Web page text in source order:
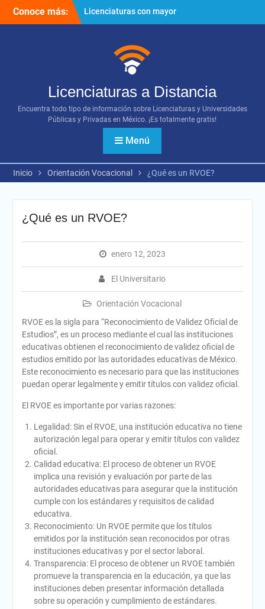
Conoce más:
Licenciaturas con mayor
proyección
¿Cómo utilizar los diversos
recursos digitales?
Licenciaturas a Distancia
Encuentra todo tipo de información sobre Licenciaturas y Universidades
Públicas y Privadas en México. ¡Es totalmente gratis!
Menú
Inicio Orientación Vocacional ¿Qué es un RVOE?
¿Qué es un RVOE?
enero 12, 2023
El Universitario
Orientación Vocacional
RVOE es la sigla para “Reconocimiento de Validez Oficial de
Estudios”, es un proceso mediante el cual las instituciones
educativas obtienen el reconocimiento de validez oficial de
estudios emitido por las autoridades educativas de México.
Este reconocimiento es necesario para que las instituciones
puedan operar legalmente y emitir títulos con validez oficial.
El RVOE es importante por varias razones:
Legalidad: Sin el RVOE, una institución educativa no tiene
autorización legal para operar y emitir títulos con validez
oficial.
Calidad educativa: El proceso de obtener un RVOE
implica una revisión y evaluación por parte de las
autoridades educativas para asegurar que la institución
cumple con los estándares y requisitos de calidad
educativa.
Reconocimiento: Un RVOE permite que los títulos
emitidos por la institución sean reconocidos por otras
instituciones educativas y por el sector laboral.
Transparencia: El proceso de obtener un RVOE también
promueve la transparencia en la educación, ya que las
instituciones deben presentar información detallada
sobre su operación y cumplimiento de estándares.